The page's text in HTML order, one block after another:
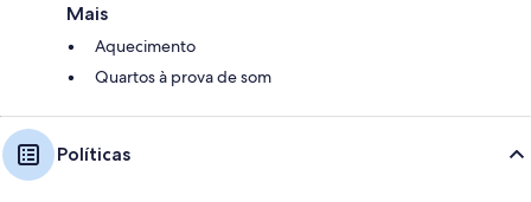
Mais
Aquecimento
Quartos à prova de som
Políticas